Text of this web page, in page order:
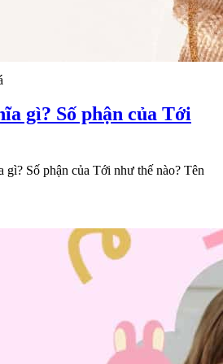
gì? Số phận của Tới
Số phận của Tới như thế nào? Tên